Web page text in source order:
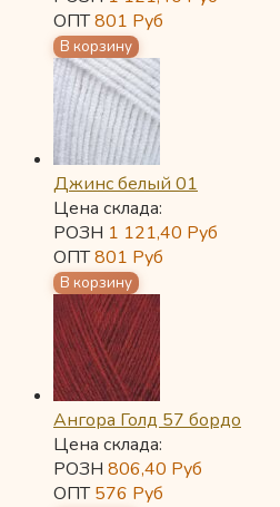
ОПТ801 Руб
Джинс белый 01
Цена склада:
РОЗН 1 121,40 Руб
ОПТ801 Руб
Ангора Голд 57 бордо
Цена склада:
РОЗН 806,40 Руб
ОПТ576 Руб